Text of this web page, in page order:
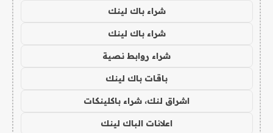
شراء باك لينك
شراء باك لينك
شراء روابط نصية
باقات باك لينك
اشراق لنك، شراء باكلينكات
اعلانات الباك لينك